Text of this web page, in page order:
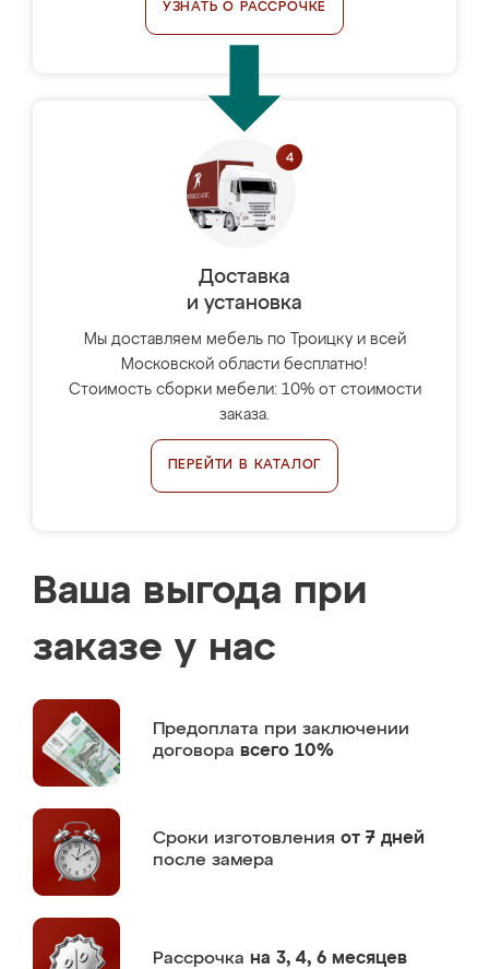
УЗНАТЬ О РАССРОЧКЕ
Доставка
и установка
Мы доставляем мебель по Троицку и всей
Московской области бесплатно!
Стоимость сборки мебели: 10% от стоимости
заказа.
ПЕРЕЙТИ В КАТАЛОГ
Ваша выгода при
заказе у нас
Предоплата при заключении
договора всего 10%
Сроки изготовления от 7 дней
после замера
Рассрочка на 3, 4, 6 месяцев